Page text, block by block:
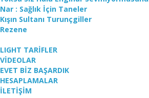
Nar : Sağlık İçin Taneler
Kışın Sultanı Turunçgiller
Rezene
LIGHT TARİFLER
VİDEOLAR
EVET BİZ BAŞARDIK
HESAPLAMALAR
İLETİŞİM